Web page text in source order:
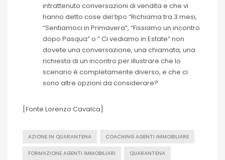
intrattenuto conversazioni di vendita e che vi
hanno detto cose del tipo “Richiama tra 3 mesi,
“Sentiamoci in Primavera”, “Fissiamo un incontro
dopo Pasqua” o ” Ci vediamo in Estate” non
dovete una conversazione, una chiamata, una
richiesta di un incontro per illustrare che lo
scenario è completamente diverso, e che ci
sono altre opzioni da considerare?
[Fonte Lorenzo Cavalca]
AZIONE IN QUARANTENA COACHING AGENTI IMMOBILIARE
FORMAZIONE AGENTI IMMOBILIARI QUARANTENA